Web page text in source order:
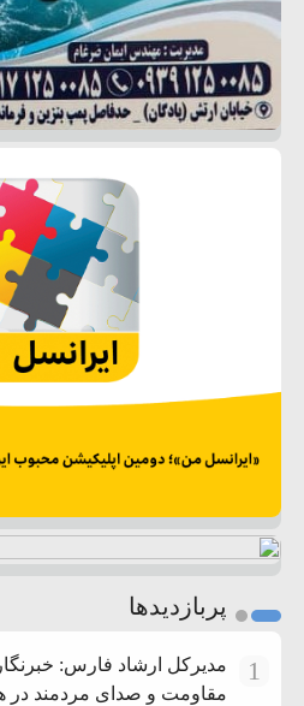
پربازدیدها
1
مدیرکل ارشاد فارس:
مقاومت و صدای مردمند در